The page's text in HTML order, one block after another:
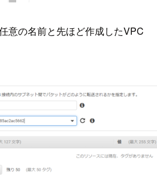
意の名前と先ほど作成したVPC